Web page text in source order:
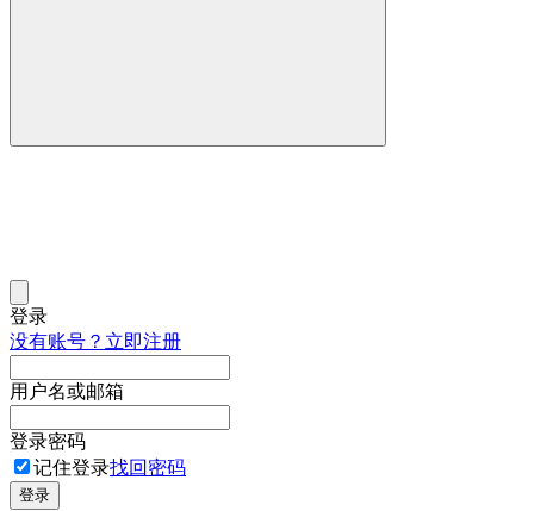
登录
没有账号？立即注册
用户名或邮箱
登录密码
记住登录找回密码
登录